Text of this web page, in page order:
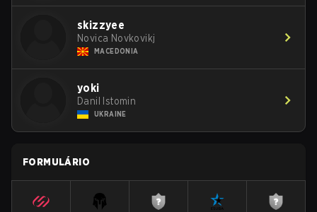
skizzyee
Novica Novkovikj
MACEDONIA
yoki
Danil Istomin
UKRAINE
FORMULÁRIO